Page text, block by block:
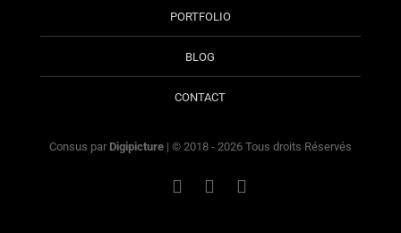
PORTFOLIO
BLOG
CONTACT
Consus par Digipicture| © 2018 - 2026 Tous droits Réservés